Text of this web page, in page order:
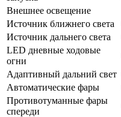
Внешнее освещение
Источник ближнего света
Источник дальнего света
LED дневные ходовые
огни
Адаптивный дальний свет
Автоматические фары
Противотуманные фары
спереди